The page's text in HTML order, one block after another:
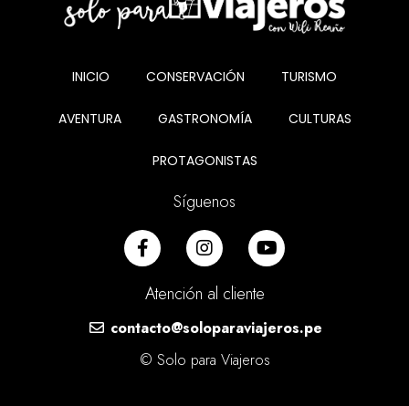
INICIO CONSERVACIÓN TURISMO
AVENTURA GASTRONOMÍA CULTURAS
PROTAGONISTAS
Síguenos
Atención al cliente
contacto@soloparaviajeros.pe
© Solo para Viajeros